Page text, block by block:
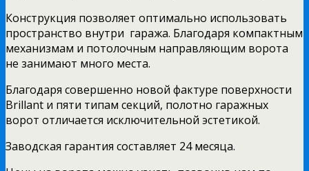
Конструкция позволяет оптимально использовать
пространство внутри гаража. Благодаря компактным
механизмам и потолочным направляющим ворота
не занимают много места.
Благодаря совершенно новой фактуре поверхности
Brillant и пяти типам секций, полотно гаражных
ворот отличается исключительной эстетикой.
Заводская гарантия составляет 24 месяца.